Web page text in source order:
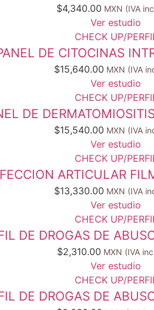
$4,340.00
Ver estudio
CHECK UP/
DE CITOCINAS
$15,640.00
Ver estudio
CHECK UP/
DE
$15,540.00
Ver estudio
CHECK UP/
ARTICULAR
$13,330.00
Ver estudio
CHECK UP/
DE DROGAS DE
$2,310.00
Ver estudio
CHECK UP/
DE DROGAS DE